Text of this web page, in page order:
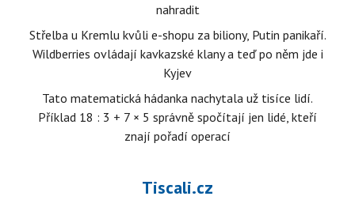
nahradit
Střelba u Kremlu kvůli e-shopu za biliony, Putin panikaří.
Wildberries ovládají kavkazské klany a teď po něm jde i
Kyjev
Tato matematická hádanka nachytala už tisíce lidí.
Příklad 18 : 3 + 7 × 5 správně spočítají jen lidé, kteří
znají pořadí operací
Tiscali.cz